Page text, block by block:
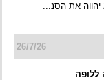
את הסנ...
26/7/26